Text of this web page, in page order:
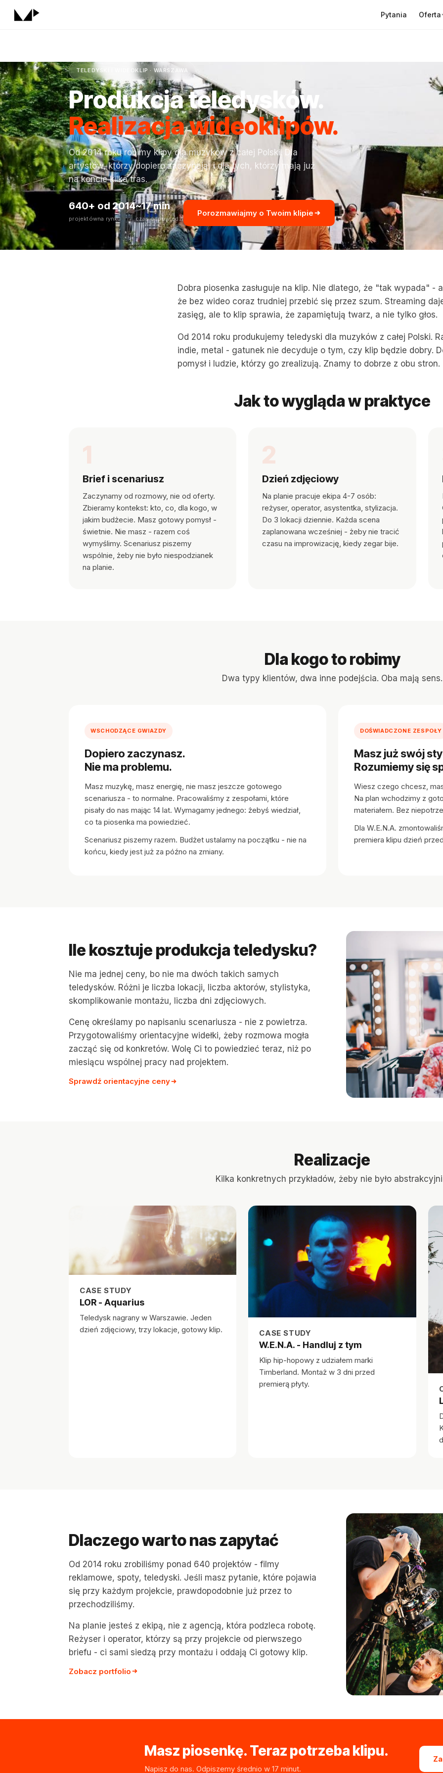
TELEDYSKI I WIDEOKLIP · WARSZAWA
Produkcja teledysków.
Realizacja wideoklipów.
Od 2014 roku robimy klipy dla muzyków z całej Polski. Dla
artystów, którzy dopiero zaczynają, i dla tych, którzy mają już
na koncie kilka tras.
640+
projektów
od 2014
na rynku
~17 min
czas odpowiedzi
Porozmawiajmy o Twoim klipie
Dobra piosenka zasługuje na klip. Nie dlatego, że "tak wypada" -
że bez wideo coraz trudniej przebić się przez szum. Streaming
zasięg, ale to klip sprawia, że zapamiętują twarz, a nie tylko głos.
Od 2014 roku produkujemy teledyski dla muzyków z całej Polski.
indie, metal - gatunek nie decyduje o tym, czy klip będzie dobry.
pomysł i ludzie, którzy go zrealizują. Znamy to dobrze z obu stron.
Jak to wygląda w praktyce
1
Brief i scenariusz
Zaczynamy od rozmowy, nie od oferty.
Zbieramy kontekst: kto, co, dla kogo, w
jakim budżecie. Masz gotowy pomysł -
świetnie. Nie masz - razem coś
wymyślimy. Scenariusz piszemy
wspólnie, żeby nie było niespodzianek
na planie.
2
Dzień zdjęciowy
Na planie pracuje ekipa 4-7 osób:
reżyser, operator, asystentka, stylizacja.
Do 3 lokacji dziennie. Każda scena
zaplanowana wcześniej - żeby nie tracić
czasu na improwizację, kiedy zegar bije.
Dla kogo to robimy
Dwa typy klientów, dwa inne podejścia. Oba mają sens.
WSCHODZĄCE GWIAZDY
Dopiero zaczynasz.
Nie ma problemu.
Masz muzykę, masz energię, nie masz jeszcze gotowego
scenariusza - to normalne. Pracowaliśmy z zespołami, które
pisały do nas mając 14 lat. Wymagamy jednego: żebyś wiedział,
co ta piosenka ma powiedzieć.
Scenariusz piszemy razem. Budżet ustalamy na początku - nie na
końcu, kiedy jest już za późno na zmiany.
DOŚWIADCZONE ZESPOŁY
Masz już swój
Rozumiemy się
Wiesz czego chcesz,
Na plan wchodzimy z
materiałem. Bez
Dla W.E.N.A.
premiera klipu dzień
Ile kosztuje produkcja teledysku?
Nie ma jednej ceny, bo nie ma dwóch takich samych
teledysków. Różni je liczba lokacji, liczba aktorów, stylistyka,
skomplikowanie montażu, liczba dni zdjęciowych.
Cenę określamy po napisaniu scenariusza - nie z powietrza.
Przygotowaliśmy orientacyjne widełki, żeby rozmowa mogła
zacząć się od konkretów. Wolę Ci to powiedzieć teraz, niż po
miesiącu wspólnej pracy nad projektem.
Sprawdź orientacyjne ceny
Realizacje
Kilka konkretnych przykładów, żeby nie było
CASE STUDY
LOR - Aquarius
Teledysk nagrany w Warszawie. Jeden
dzień zdjęciowy, trzy lokacje, gotowy klip.
CASE STUDY
W.E.N.A. - Handluj z tym
Klip hip-hopowy z udziałem marki
Timberland. Montaż w 3 dni przed
premierą płyty.
Dlaczego warto nas zapytać
Od 2014 roku zrobiliśmy ponad 640 projektów - filmy
reklamowe, spoty, teledyski. Jeśli masz pytanie, które pojawia
się przy każdym projekcie, prawdopodobnie już przez to
przechodziliśmy.
Na planie jesteś z ekipą, nie z agencją, która podzleca robotę.
Reżyser i operator, którzy są przy projekcie od pierwszego
briefu - ci sami siedzą przy montażu i oddają Ci gotowy klip.
Zobacz portfolio
Masz piosenkę. Teraz potrzeba klipu.
Napisz do nas. Odpiszemy średnio w 17 minut.
Pytania Oferta